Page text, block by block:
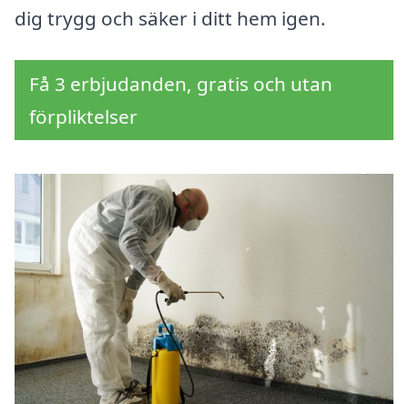
dig trygg och säker i ditt hem igen.
Få 3 erbjudanden, gratis och utan
förpliktelser